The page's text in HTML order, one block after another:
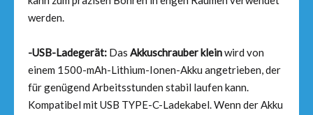
werden.
-USB-Ladegerät: Das Akkuschrauber kleinwird von
einem 1500-mAh-Lithium-Ionen-Akku angetrieben, der
für genügend Arbeitsstunden stabil laufen kann.
Kompatibel mit USB TYPE-C-Ladekabel. Wenn der Akku